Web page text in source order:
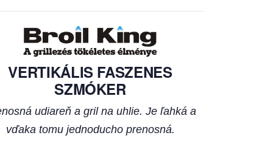
VERTIKÁLIS FASZENES
SZMÓKER
udiareň a gril na uhlie. Je ľahká a
vďaka tomu jednoducho prenosná.